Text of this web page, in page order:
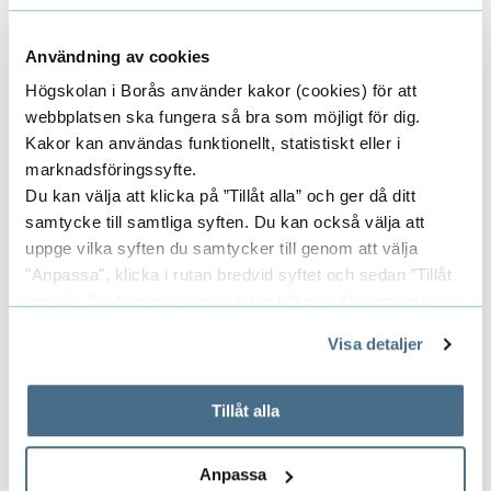
Användning av cookies
Högskolan i Borås använder kakor (cookies) för att
webbplatsen ska fungera så bra som möjligt för dig.
Kakor kan användas funktionellt, statistiskt eller i
marknadsföringssyfte.
Du kan välja att klicka på ”Tillåt alla” och ger då ditt
samtycke till samtliga syften. Du kan också välja att
uppge vilka syften du samtycker till genom att välja
"Anpassa", klicka i rutan bredvid syftet och sedan ”Tillåt
används och hur vi och våra leverantörer inhämtar och
behandlar personuppgifter.
Visa detaljer
Tillåt alla
Anpassa
– Vi har under tiden för projektet lärt oss
mycket om att samarbeta och skapa
utbildningar tillsammans med näringslivet. Vi
har också lärt oss en hel del om de processer
som behöver finnas på ett lärosäte för att
erbjudande till näringsliv ska kunna utvecklas
och fungera, säger Daniel Yar.
Skapar framtida strategier
för livslångt lärande
Yar ett datainsamlingsprojekt som ligger till
grund för hans forskning. Resultatet är tänkt
att bli grund för högskolans framtida strategi